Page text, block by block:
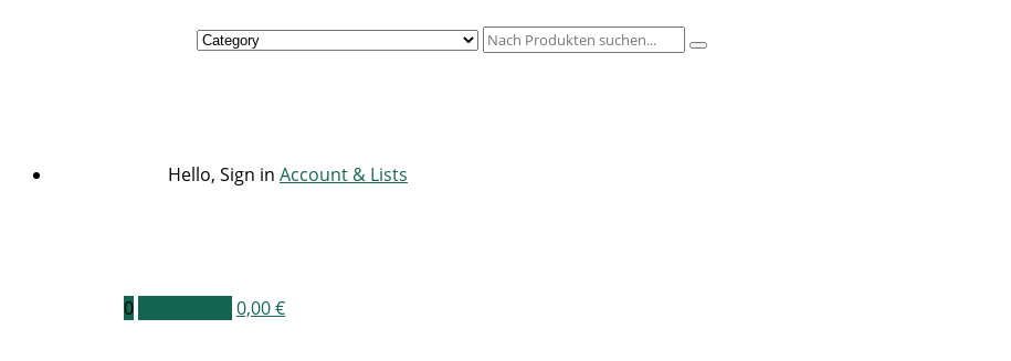
Hello, Sign in Account & Lists
0 0,00€